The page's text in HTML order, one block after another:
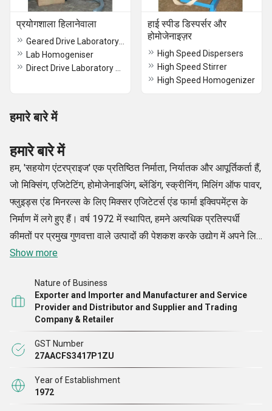
प्रयोगशाला हिलानेवाला
Lab Homogeniser
हाई स्पीड डिस्पर्सर और
होमोजेनाइज़र
High Speed Dispersers
High Speed Stirrer
High Speed Homogenizer
हमारे बारे में
हमारे बारे में
हम, 'सहयोग एंटरप्राइज' एक प्रतिष्ठित निर्माता, निर्यातक और आपूर्तिकर्ता हैं,
जो मिक्सिंग, एजिटेटिंग, होमोजेनाइजिंग, ब्लेंडिंग, स्क्रीनिंग, मिलिंग ऑफ पावर,
फ्लुइड्स एंड मिनरल्स के लिए मिक्सर एजिटेटर्स एंड फार्मा इक्विपमेंट्स के
निर्माण में लगे हुए हैं। वर्ष 1972 में स्थापित, हमने अत्यधिक प्रतिस्पर्धी
कीमतों पर प्रमुख गुणवत्ता वाले उत्पादों की पेशकश करके उद्योग में अपने लिए
एक विशेष जगह बनाई है। विशाल राष्ट्रीय और अंतर्राष्ट्रीय नेटवर्क के साथ,
और कर्मचारियों के बीच तेज़ बातचीत हमारी कंपनी की मुख्य ताकत है। सही
आउटपुट के कारण, हमारे उत्पादों का व्यापक रूप से सभी प्रोसेस और
केमिकल उद्योगों जैसे फार्मास्यूटिकल्स, फूड, पेट्रोकेमिकल्स आदि में उपयोग
किया जाता है, हम सर्वश्रेष्ठ देने के लिए प्रतिबद्ध हैं, इस प्रकार उपभोक्ता
शिकायतों के लिए कोई जगह नहीं बचती है। हमारी मशीनों की रेंज को
प्रक्रिया में सबसे अच्छा और सबसे अधिक लागत प्रभावी माना जाता है।
Show more
Nature of Business
Exporter and Importer and Manufacturer and Service
Provider and Distributor and Supplier and Trading
Company & Retailer
GST Number
27AACFS3417P1ZU
Year of Establishment
1972